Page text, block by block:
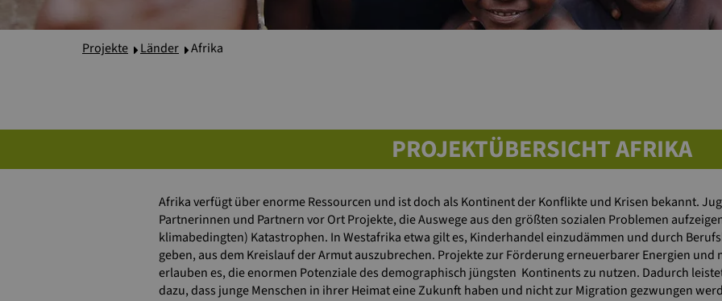
Projekte Länder Afrika
PROJEKTÜBERSICHT AFRIKA
Afrika verfügt über enorme Ressourcen und ist doch als Kontinent der Konflikte und Krisen bekannt.
Partnerinnen und Partnern vor Ort Projekte, die Auswege aus den größten sozialen Problemen
klimabedingten) Katastrophen. In Westafrika etwa gilt es, Kinderhandel einzudämmen und durch
geben, aus dem Kreislauf der Armut auszubrechen. Projekte zur Förderung erneuerbarer Energien
erlauben es, die enormen Potenziale des demographisch jüngsten Kontinents zu nutzen. Dadurch
dazu, dass junge Menschen in ihrer Heimat eine Zukunft haben und nicht zur Migration gezwungen